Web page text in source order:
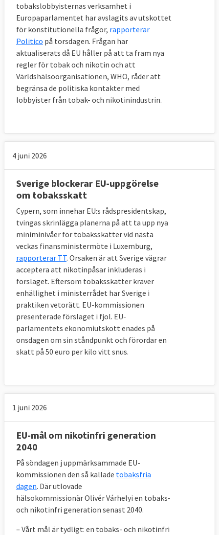
nikotin) regleras för första gången på EU-
nivå.
EU-länderna beslutar själva om bland annat
smakämnen och åldersgränser för e-
cigaretter.
Gemensamma regler införs om högsta
nikotinhalt för e-cigaretter och största
vätska.
Behållarna måste vara barnsäkra och
Hälsovarningar på e-cigarettpaket, lista på
alla ämnen i produkten samt uppgift om
nikotininnehåll blir obligatoriskt.
Reklam på paketen tillåts inte.
tobakslobbyisternas verksamhet i
Europaparlamentet har avslagits av utskottet
för konstitutionella frågor, rapporterar
Politico på torsdagen. Frågan har
aktualiserats då EU håller på att ta fram nya
regler för tobak och nikotin och att
Världshälsoorganisationen, WHO, råder att
begränsa de politiska kontakter med
lobbyister från tobak- och nikotinindustrin.
4 juni 2026
Sverige blockerar EU-uppgörelse
om tobaksskatt
Cypern, som innehar EU:s rådspresidentskap,
tvingas skrinlägga planerna på att ta upp nya
miniminivåer för tobaksskatter vid nästa
veckas finansministermöte i Luxemburg,
rapporterar TT. Orsaken är att Sverige vägrar
acceptera att nikotinpåsar inkluderas i
förslaget. Eftersom tobaksskatter kräver
enhällighet i ministerrådet har Sverige i
praktiken vetorätt. EU-kommissionen
presenterade förslaget i fjol. EU-
parlamentets ekonomiutskott enades på
onsdagen om sin ståndpunkt och förordar en
skatt på 50 euro per kilo vitt snus.
1 juni 2026
EU-mål om nikotinfri generation
2040
På söndagen j uppmärksammade EU-
kommissionen den så kallade tobaksfria
dagen. Där utlovade
hälsokommissionär Olivér Várhelyi en tobaks-
och nikotinfri generation senast 2040.
– Vårt mål är tydligt: ​​en tobaks- och nikotinfri